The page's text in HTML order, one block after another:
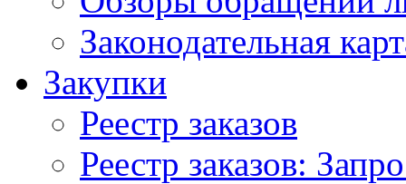
Законодательная
Закупки
Реестр заказов
Реестр заказов: